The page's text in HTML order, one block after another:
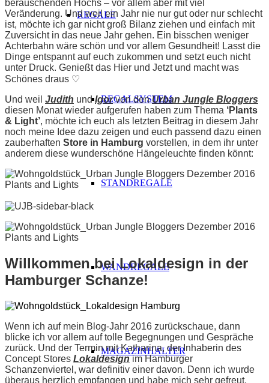
REGALE
REGALSYSTEM
STANDREGALE
WANDREGALE
MAGAZINHALTER
berauschenden Hochs – vor allem aber mit viel
Veränderung. Und weil ein Jahr nie nur gut oder nur schlecht
ist, möchte ich gar nicht groß Bilanz ziehen und einfach mit
Zuversicht in das neue Jahr gehen. Ein bisschen weniger
Achterbahn wäre schön und vor allem Gesundheit! Lasst die
Dinge entspannt auf euch zukommen und setzt euch nicht
unter Druck. Genießt das Hier und Jetzt und macht was
Schönes draus ♡
Und weil Judith undIgorvon denUrban Jungle Bloggers
diesen Monat wieder aufgerufen haben zum Thema ‘Plants
& Light’, möchte ich euch als letzten Beitrag in diesem Jahr
noch meine Idee dazu zeigen und euch passend dazu einen
zauberhaften Store in Hamburg vorstellen, in dem ihr unter
anderem diese wunderschöne Hängeleuchte finden könnt:
Willkommen bei Lokaldesign in der
Hamburger Schanze!
Wenn ich auf mein Blog-Jahr 2016 zurückschaue, dann
blicke ich vor allem auf tolle Begegnungen und Gespräche
zurück. Und der Termin mit Katharina, der Inhaberin des
Concept Stores Lokaldesignim Hamburger
Schanzenviertel, war definitiv einer davon. Denn ich wurde
überaus herzlich empfangen und habe mich sehr gefreut,